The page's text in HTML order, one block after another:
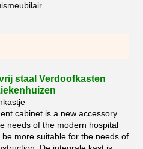
staal Verdoofkasten
cabinet is a new accessory
needs of the modern hospital
more suitable for the needs of